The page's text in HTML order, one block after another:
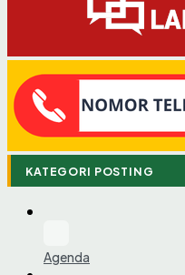
KATEGORI POSTING
Agenda